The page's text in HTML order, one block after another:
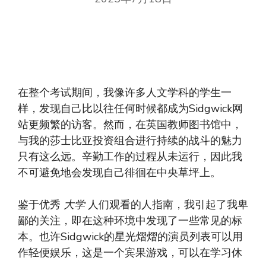
在整个考试期间，我像许多人文学科的学生一
样，发现自己比以往任何时候都成为Sidgwick网
站更频繁的访客。然而，在英国教师图书馆中，
与我的莎士比亚投资组合进行持续的战斗的魅力
只有这么远。辛勤工作的过程从未运行，因此我
不可避免地会发现自己徘徊在中央草坪上。
鉴于优秀 大学人们观看的人指南，我引起了我卑
鄙的关注，即在这种环境中发现了一些常见的标
本。也许Sidgwick的星光熠熠的演员列表可以用
作轻便娱乐，这是一个宾果游戏，可以在学习休